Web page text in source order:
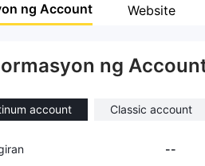
ng Account Website
ng
account Classic account
--